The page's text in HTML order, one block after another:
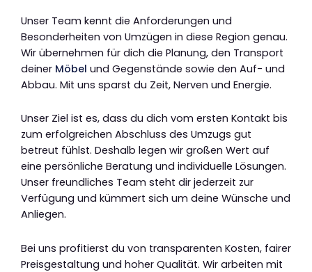
Unser Team kennt die Anforderungen und
Besonderheiten von Umzügen in diese Region genau.
Wir übernehmen für dich die Planung, den Transport
deiner Möbel und Gegenstände sowie den Auf- und
Abbau. Mit uns sparst du Zeit, Nerven und Energie.
Unser Ziel ist es, dass du dich vom ersten Kontakt bis
zum erfolgreichen Abschluss des Umzugs gut
betreut fühlst. Deshalb legen wir großen Wert auf
eine persönliche Beratung und individuelle Lösungen.
Unser freundliches Team steht dir jederzeit zur
Verfügung und kümmert sich um deine Wünsche und
Anliegen.
Bei uns profitierst du von transparenten Kosten, fairer
Preisgestaltung und hoher Qualität. Wir arbeiten mit